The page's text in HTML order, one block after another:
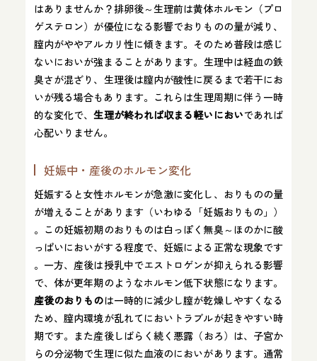
はありませんか？排卵後～生理前は黄体ホルモン（プロ
ゲステロン）が優位になる影響でおりものの量が減り、
膣内がややアルカリ性に傾きます。そのため普段は感じ
ないにおいが強まることがあります​。生理中は経血の鉄
臭さが混ざり、生理後は膣内が酸性に戻るまで若干にお
いが残る場合もあります​。これらは生理周期に伴う一時
的な変化で、生理が終われば収まる軽いにおいであれば
心配いりません。
妊娠中・産後のホルモン変化
妊娠すると女性ホルモンが急激に変化し、おりものの量
が増えることがあります（いわゆる「妊娠おりもの」）​
。この妊娠初期のおりものは白っぽく無臭～ほのかに酸
っぱいにおいがする程度で、妊娠による正常な現象です​
。一方、産後は授乳中でエストロゲンが抑えられる影響
で、体が更年期のようなホルモン低下状態になります。
産後のおりものは一時的に減少し膣が乾燥しやすくなる
ため、膣内環境が乱れてにおいトラブルが起きやすい時
期です​。また産後しばらく続く悪露（おろ）は、子宮か
らの分泌物で生理に似た血液のにおいがあります。通常